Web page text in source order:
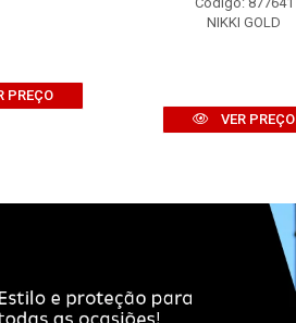
PREÇO
NIKKI GOLD
VER PREÇO